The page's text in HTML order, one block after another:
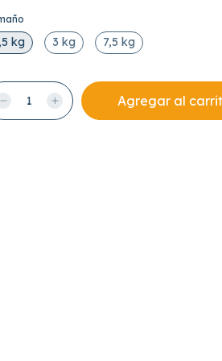
kg 3 kg 7,5 kg